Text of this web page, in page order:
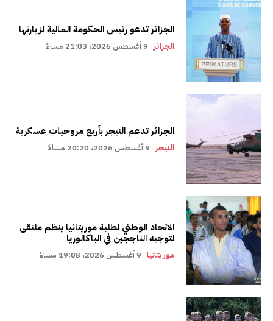
الجزائر تدعو رئيس الحكومة المالية لزيارتها
الجزائر 9 أغسطس 2026، 21:03 مساءً
الجزائر تدعم النيجر بأربع مروحيات عسكرية
النيجر 9 أغسطس 2026، 20:20 مساءً
الاتحاد الوطني لطلبة موريتانيا ينظم ملتقى
لتوجيه الناججين في الباكالوريا
موريتانيا 9 أغسطس 2026، 19:08 مساءً